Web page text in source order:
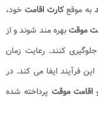
به موقعکارت اقامت خود،
موقتبهره مند شوند و از
جلوگیری کنند. رعایت زمان
فرآیند ایفا می کند. در
اقامت موقت پرداخته شده